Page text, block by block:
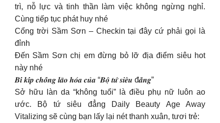
trì, nỗ lực và tinh thần làm việc không ngừng nghỉ.
Cùng tiếp tục phát huy nhé
Cổng trời Sầm Sơn – Checkin tại đây cứ phải gọi là
đỉnh
Đến Sầm Sơn chị em đừng bỏ lỡ địa điểm siêu hot
này nhé
𝑩𝒊́ 𝒌𝒊́𝒑 𝒄𝒉𝒐̂́𝒏𝒈 𝒍𝒂̃𝒐 𝒉𝒐́𝒂 𝒄𝒖̉𝒂 “𝑩𝒐̣̂ 𝒕𝒖̛́ 𝒔𝒊𝒆̂𝒖 đ𝒂̆̉𝒏𝒈”
Sở hữu làn da “không tuổi” là điều phụ nữ luôn ao
ước. Bộ tứ siêu đẳng Daily Beauty Age Away
Vitalizing sẽ cùng bạn lấy lại nét thanh xuân, tươi trẻ: